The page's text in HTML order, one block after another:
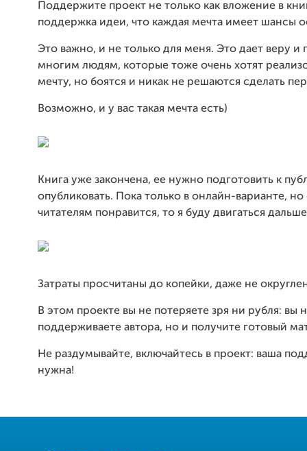
Поддержите проект не только как вложение в
поддержка идеи, что каждая мечта имеет шансы
Это важно, и не только для меня. Это дает веру и
многим людям, которые тоже очень хотят
мечту, но боятся и никак не решаются сделать
Возможно, и у вас такая мечта есть)
Книга уже закончена, ее нужно подготовить к
опубликовать. Пока только в онлайн-варианте, но
читателям понравится, то я буду двигаться
Затраты просчитаны до копейки, даже не
В этом проекте вы не потеряете зря ни рубля: вы
поддерживаете автора, но и получите готовый
Не раздумывайте, включайтесь в проект: ваша
нужна!